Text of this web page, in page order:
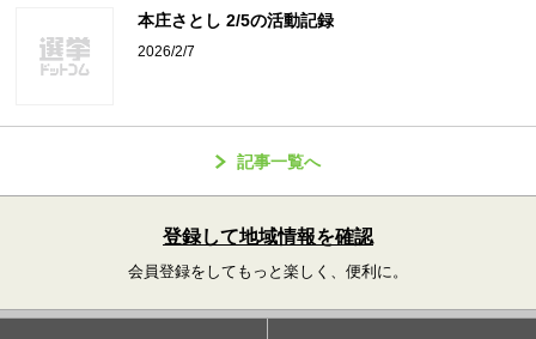
本庄さとし 2/5の活動記録
2026/2/7
記事一覧へ
登録して地域情報を確認
会員登録をしてもっと楽しく、便利に。